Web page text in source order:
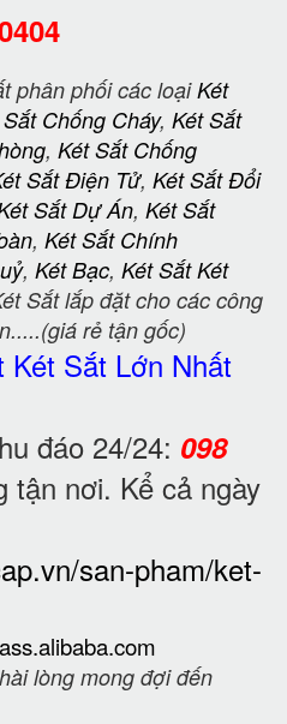
phân phối các loạiKét
Chống Cháy, Két Sắt
, Két Sắt Chống
Sắt Điện Tử, Két Sắt Đổi
Sắt Dự Án, Két Sắt
, Két Sắt Chính
, Két Bạc, Két Sắt Két
Sắt lắp đặt cho các công
rẻ tận gốc)
Két Sắt Lớn Nhất
đáo 24/24: 098
tận nơi. Kể cả ngày
san-pham/ket-
lòng mong đợi đến